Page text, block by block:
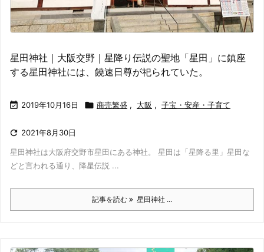
星田神社｜大阪交野｜星降り伝説の聖地「星田」に鎮座
する星田神社には、饒速日尊が祀られていた。
 2019年10月16日  商売繁盛 , 大阪 , 子宝・安産・子育て
 2021年8月30日
星田神社は大阪府交野市星田にある神社。 星田は「星降る里」星田な
どと言われる通り、降星伝説 ...
記事を読む 星田神社 ...